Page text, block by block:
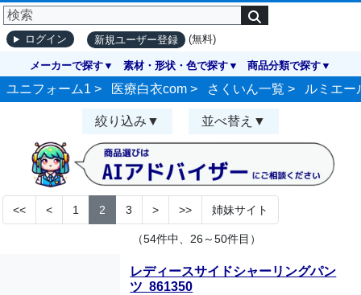
ログイン 新規ユーザー登録 (無料)
メーカーで探す 素材・形状・色で探す 商品分類で探す
ユニフォーム1 > 医療白衣com > さくいん一覧 > ルミエー
絞り込み 並べ替え
<< < 1 2 3 > >> 姉妹サイト
（54件中、26～50件目）
レディースサイドシャーリングパン
ツ 861350